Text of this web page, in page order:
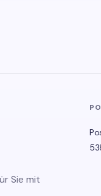
Sie mit